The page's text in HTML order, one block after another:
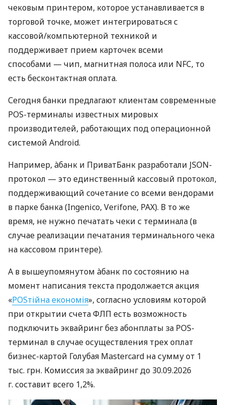
чековым принтером, которое устанавливается в
торговой точке, может интегрироваться с
кассовой/компьютерной техникой и
поддерживает прием карточек всеми
способами — чип, магнитная полоса или NFC, то
есть бесконтактная оплата.
Сегодня банки предлагают клиентам современные
POS-терминалы известных мировых
производителей, работающих под операционной
системой Android.
Например, àбанк и ПриватБанк разработали JSON-
протокол — это единственный кассовый протокол,
поддерживающий сочетание со всеми вендорами
в парке банка (Ingenico, Verifone, PAX). В то же
время, не нужно печатать чеки с терминала (в
случае реализации печатания терминального чека
на кассовом принтере).
А в вышеупомянутом àбанк по состоянию на
момент написания текста продолжается акция
«POSтійна економія», согласно условиям которой
при открытии счета ФЛП есть возможность
подключить эквайринг без абонплаты за POS-
терминал в случае осуществления трех оплат
бизнес-картой Голубая Mastercard на сумму от 1
тыс. грн. Комиссия за эквайринг до 30.09.2026
г. составит всего 1,2%.